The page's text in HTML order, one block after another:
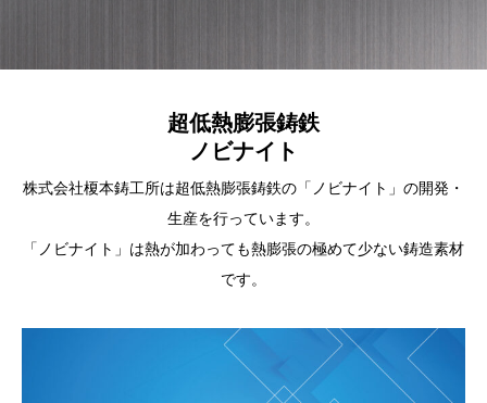
超低熱膨張鋳鉄
ノビナイト
株式会社榎本鋳工所は超低熱膨張鋳鉄の「ノビナイト」の開発・
生産を行っています。
「ノビナイト」は熱が加わっても熱膨張の極めて少ない鋳造素材
です。